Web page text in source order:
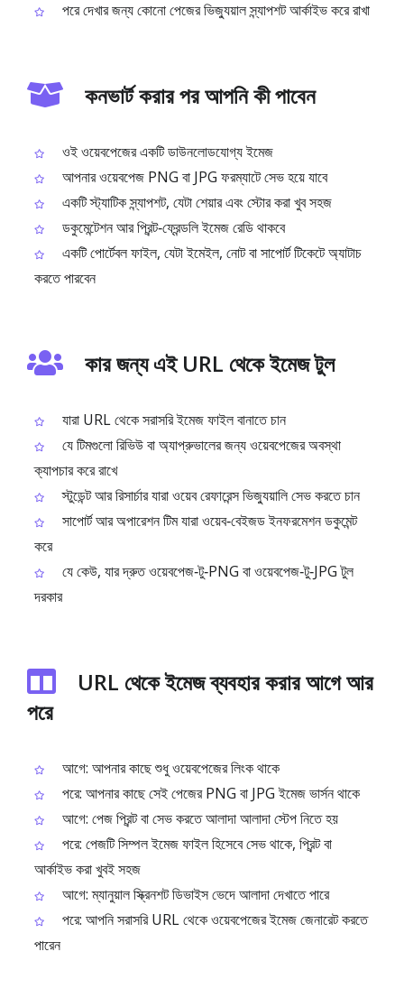
পরে দেখার জন্য কোনো পেজের ভিজ্যুয়াল স্ন্যাপশট আর্কাইভ করে রাখা
কনভার্ট করার পর আপনি কী পাবেন
ওই ওয়েবপেজের একটি ডাউনলোডযোগ্য ইমেজ
আপনার ওয়েবপেজ PNG বা JPG ফরম্যাটে সেভ হয়ে যাবে
একটি স্ট্যাটিক স্ন্যাপশট, যেটা শেয়ার এবং স্টোর করা খুব সহজ
ডকুমেন্টেশন আর প্রিন্ট‑ফ্রেন্ডলি ইমেজ রেডি থাকবে
একটি পোর্টেবল ফাইল, যেটা ইমেইল, নোট বা সাপোর্ট টিকেটে অ্যাটাচ
করতে পারবেন
কার জন্য এই URL থেকে ইমেজ টুল
যারা URL থেকে সরাসরি ইমেজ ফাইল বানাতে চান
যে টিমগুলো রিভিউ বা অ্যাপ্রুভালের জন্য ওয়েবপেজের অবস্থা
ক্যাপচার করে রাখে
স্টুডেন্ট আর রিসার্চার যারা ওয়েব রেফারেন্স ভিজ্যুয়ালি সেভ করতে চান
সাপোর্ট আর অপারেশন টিম যারা ওয়েব‑বেইজড ইনফরমেশন ডকুমেন্ট
করে
যে কেউ, যার দ্রুত ওয়েবপেজ‑টু‑PNG বা ওয়েবপেজ‑টু‑JPG টুল
দরকার
URL থেকে ইমেজ ব্যবহার করার আগে আর
পরে
আগে: আপনার কাছে শুধু ওয়েবপেজের লিংক থাকে
পরে: আপনার কাছে সেই পেজের PNG বা JPG ইমেজ ভার্সন থাকে
আগে: পেজ প্রিন্ট বা সেভ করতে আলাদা আলাদা স্টেপ নিতে হয়
পরে: পেজটি সিম্পল ইমেজ ফাইল হিসেবে সেভ থাকে, প্রিন্ট বা
আর্কাইভ করা খুবই সহজ
আগে: ম্যানুয়াল স্ক্রিনশট ডিভাইস ভেদে আলাদা দেখাতে পারে
পরে: আপনি সরাসরি URL থেকে ওয়েবপেজের ইমেজ জেনারেট করতে
পারেন